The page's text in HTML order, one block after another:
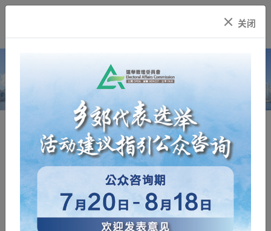
公開 誠實 公平
选举
× 关闭